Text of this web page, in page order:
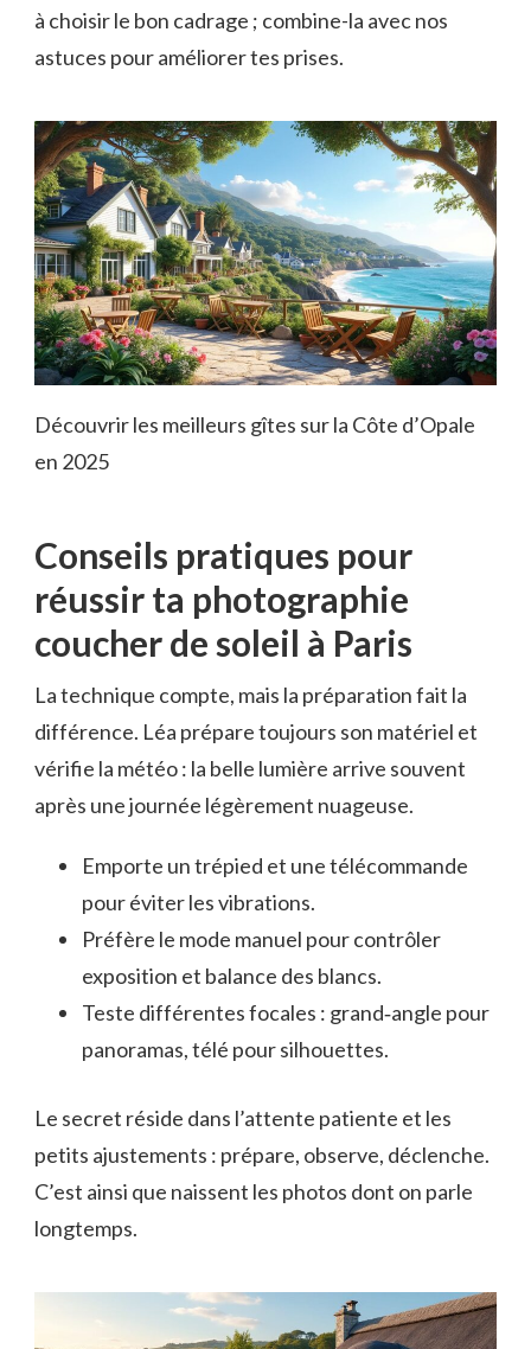
à choisir le bon cadrage ; combine-la avec nos
astuces pour améliorer tes prises.
Découvrir les meilleurs gîtes sur la Côte d’Opale
en 2025
Conseils pratiques pour
réussir ta photographie
coucher de soleil à Paris
La technique compte, mais la préparation fait la
différence. Léa prépare toujours son matériel et
vérifie la météo : la belle lumière arrive souvent
après une journée légèrement nuageuse.
Emporte un trépied et une télécommande
pour éviter les vibrations.
Préfère le mode manuel pour contrôler
exposition et balance des blancs.
Teste différentes focales : grand‑angle pour
panoramas, télé pour silhouettes.
Le secret réside dans l’attente patiente et les
petits ajustements : prépare, observe, déclenche.
C’est ainsi que naissent les photos dont on parle
longtemps.